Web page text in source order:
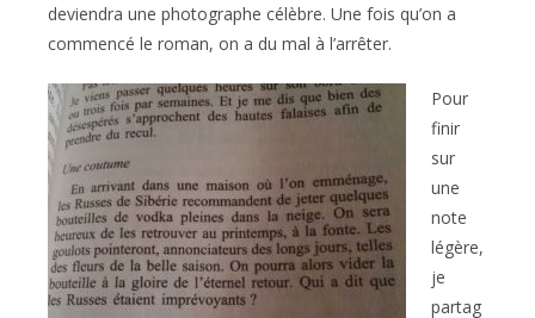
deviendra une photographe célèbre. Une fois qu’on a
commencé le roman, on a du mal à l’arrêter.
Pour
finir
sur
une
note
légère,
je
partag